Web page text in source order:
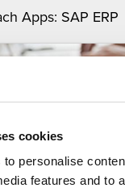
cookies
personalise
features and to